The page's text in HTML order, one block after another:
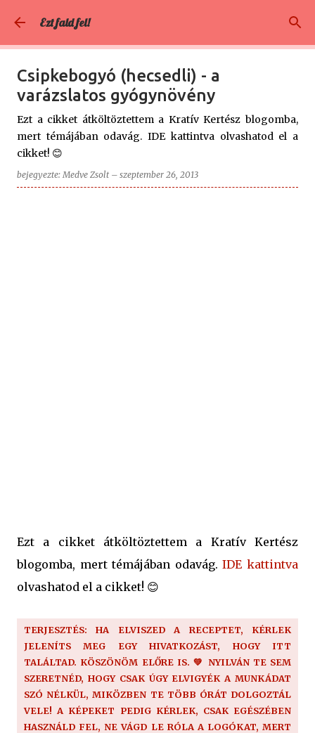
Ezt fald fel!
Csipkebogyó (hecsedli) - a
varázslatos gyógynövény
Ezt a cikket átköltöztettem a Kratív Kertész blogomba,
mert témájában odavág. IDE kattintva olvashatod el a
cikket! 😊
bejegyezte:Medve Zsolt – szeptember 26, 2013
Ezt a cikket átköltöztettem a Kratív Kertész
blogomba, mert témájában odavág.IDE kattintva
olvashatod el a cikket! 😊
TERJESZTÉS: HA ELVISZED A RECEPTET, KÉRLEK
JELENÍTS MEG EGY HIVATKOZÁST, HOGY ITT
TALÁLTAD. KÖSZÖNÖM ELŐRE IS. 💚 NYILVÁN TE SEM
SZERETNÉD, HOGY CSAK ÚGY ELVIGYÉK A MUNKÁDAT
SZÓ NÉLKÜL, MIKÖZBEN TE TÖBB ÓRÁT DOLGOZTÁL
VELE! A KÉPEKET PEDIG KÉRLEK, CSAK EGÉSZÉBEN
HASZNÁLD FEL, NE VÁGD LE RÓLA A LOGÓKAT, MERT